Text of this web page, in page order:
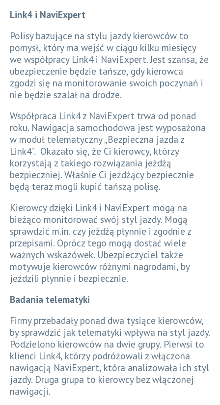
Link4 i NaviExpert
Polisy bazujące na stylu jazdy kierowców to
pomysł, który ma wejść w ciągu kilku miesięcy
we współpracy Link4 i NaviExpert. Jest szansa, że
ubezpieczenie będzie tańsze, gdy kierowca
zgodzi się na monitorowanie swoich poczynań i
nie będzie szalał na drodze.
Współpraca Link4 z NaviExpert trwa od ponad
roku. Nawigacja samochodowa jest wyposażona
w moduł telematyczny „Bezpieczna jazda z
Link4”. Okazało się, że Ci kierowcy, którzy
korzystają z takiego rozwiązania jeżdżą
bezpieczniej. Właśnie Ci jeżdżący bezpiecznie
będą teraz mogli kupić tańszą polisę.
Kierowcy dzięki Link4 i NaviExpert mogą na
bieżąco monitorować swój styl jazdy. Mogą
sprawdzić m.in. czy jeżdżą płynnie i zgodnie z
przepisami. Oprócz tego mogą dostać wiele
ważnych wskazówek. Ubezpieczyciel także
motywuje kierowców różnymi nagrodami, by
jeździli płynnie i bezpiecznie.
Badania telematyki
Firmy przebadały ponad dwa tysiące kierowców,
by sprawdzić jak telematyki wpływa na styl jazdy.
Podzielono kierowców na dwie grupy. Pierwsi to
klienci Link4, którzy podróżowali z włączona
nawigacją NaviExpert, która analizowała ich styl
jazdy. Druga grupa to kierowcy bez włączonej
nawigacji.